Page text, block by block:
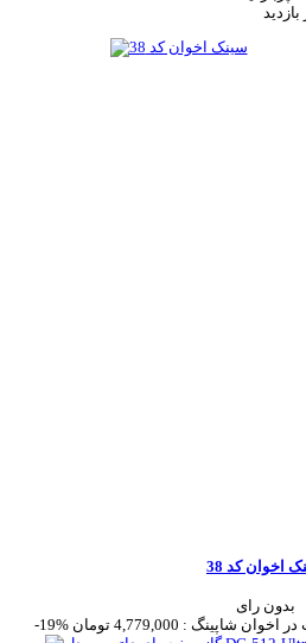
بازدید
اخوان کد 38
بدون رای
-19%
در اخوان شاپینگ : 4,779,000 تومان